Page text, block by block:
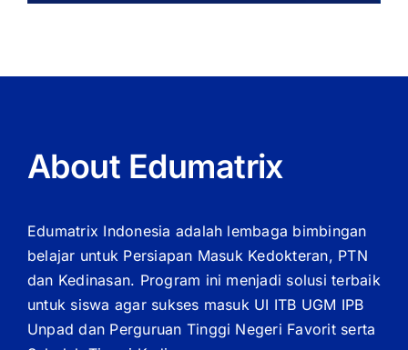
About Edumatrix
Edumatrix Indonesia adalah lembaga bimbingan
belajar untuk Persiapan Masuk Kedokteran, PTN
dan Kedinasan. Program ini menjadi solusi terbaik
untuk siswa agar sukses masuk UI ITB UGM IPB
Unpad dan Perguruan Tinggi Negeri Favorit serta